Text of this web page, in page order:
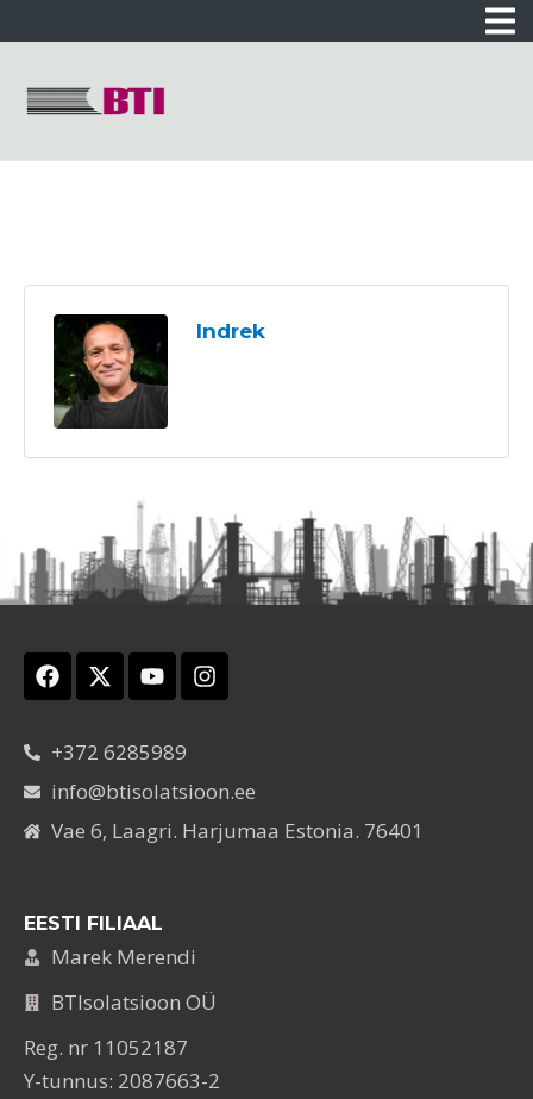
Indrek
+372 6285989
info@btisolatsioon.ee
Vae 6, Laagri. Harjumaa Estonia. 76401
EESTI FILIAAL
Marek Merendi
BTIsolatsioon OÜ
Reg. nr 11052187
Y-tunnus: 2087663-2